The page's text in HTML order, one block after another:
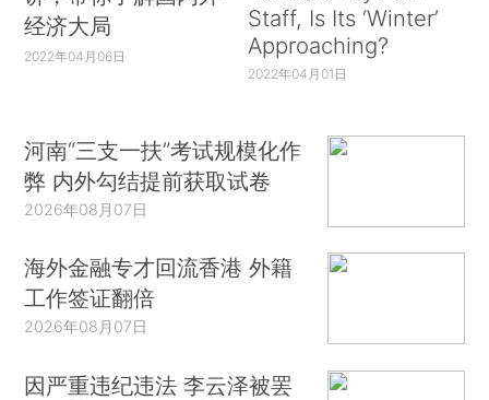
经济大局
2022年04月06日
Staff, Is Its ‘Winter’
Approaching?
2022年04月01日
河南“三支一扶”考试规模化作
弊 内外勾结提前获取试卷
2026年08月07日
海外金融专才回流香港 外籍
工作签证翻倍
2026年08月07日
因严重违纪违法 李云泽被罢